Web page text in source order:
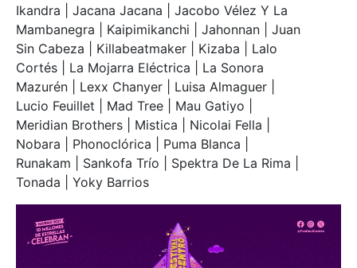
Ikandra | Jacana Jacana | Jacobo Vélez Y La
Mambanegra | Kaipimikanchi | Jahonnan | Juan
Sin Cabeza | Killabeatmaker | Kizaba | Lalo
Cortés | La Mojarra Eléctrica | La Sonora
Mazurén | Lexx Chanyer | Luisa Almaguer |
Lucio Feuillet | Mad Tree | Mau Gatiyo |
Meridian Brothers | Mistica | Nicolai Fella |
Nobara | Phonoclórica | Puma Blanca |
Runakam | Sankofa Trío | Spektra De La Rima |
Tonada | Yoky Barrios